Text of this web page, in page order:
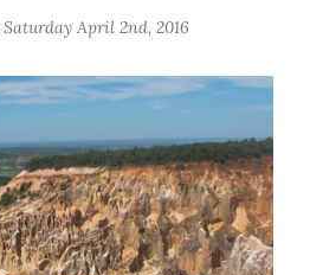
Saturday April 2nd, 2016